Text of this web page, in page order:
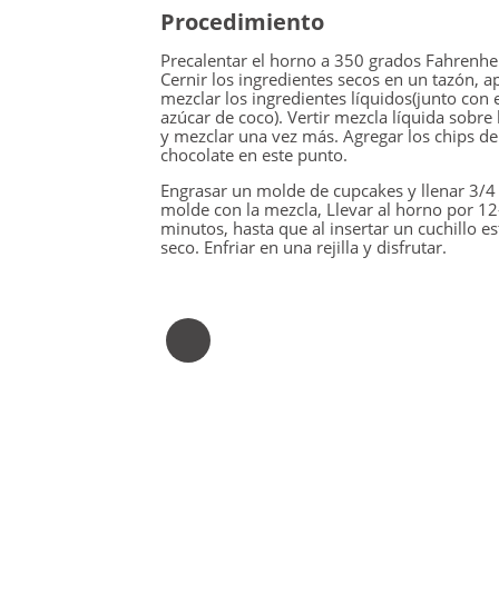
Procedimiento
Precalentar el horno a 350 grados
Cernir los ingredientes secos en un tazón,
mezclar los ingredientes líquidos(junto con
azúcar de coco). Vertir mezcla líquida sobre
y mezclar una vez más. Agregar los chips de
chocolate en este punto.
Engrasar un molde de cupcakes y llenar 3/4
molde con la mezcla, Llevar al horno por
minutos, hasta que al insertar un cuchillo
seco. Enfriar en una rejilla y disfrutar.